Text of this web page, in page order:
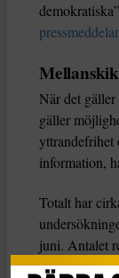
När det
gäller
yttrandefrihet
information,
Totalt har
juni. Antalet
och 6 000